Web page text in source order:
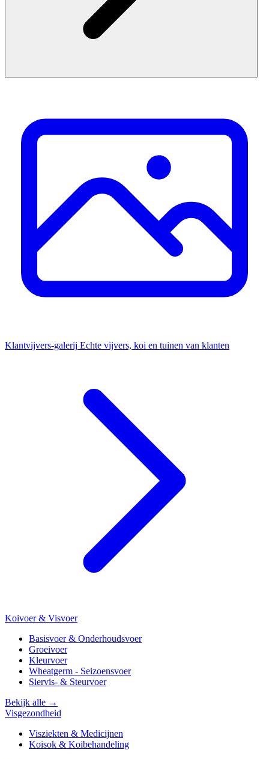
Klantvijvers-galerij Echte vijvers, koi en tuinen van klanten
Koivoer & Visvoer
Basisvoer & Onderhoudsvoer
Groeivoer
Kleurvoer
Wheatgerm - Seizoensvoer
Siervis- & Steurvoer
Bekijk alle →
Visgezondheid
Visziekten & Medicijnen
Koisok & Koibehandeling